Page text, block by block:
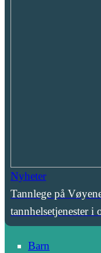
Nyheter
Tannlege på
tannhelsetjenester i
Barn